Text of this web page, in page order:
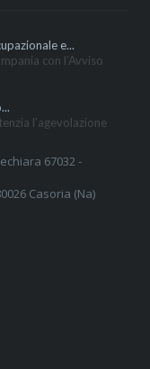
e...
con l’Avviso
l'agevolazione
67032 -
Casoria (Na)